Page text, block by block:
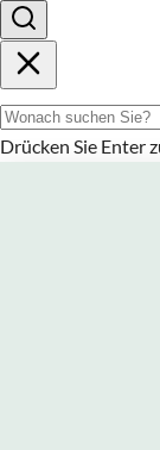
Suchbegriff
Drücken Sie Enter